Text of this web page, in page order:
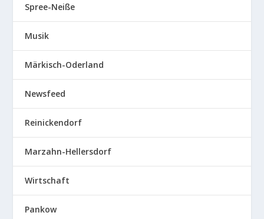
Spree-Neiße
Musik
Märkisch-Oderland
Newsfeed
Reinickendorf
Marzahn-Hellersdorf
Wirtschaft
Pankow